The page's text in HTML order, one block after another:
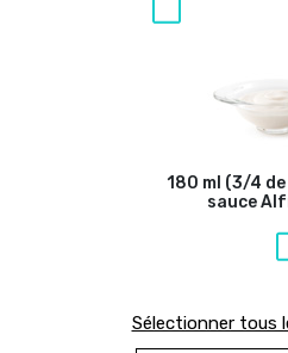
180 ml (3/4
sauce
Sélectionner tous